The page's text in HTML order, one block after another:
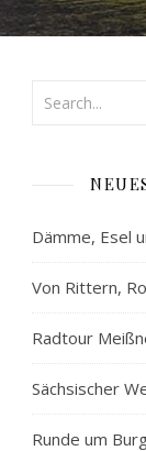
Dämme, Esel
Von Rittern,
Radtour
Sächsischer
Runde um